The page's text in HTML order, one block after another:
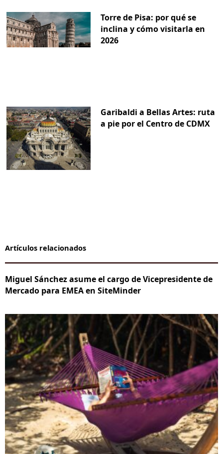
Torre de Pisa: por qué se
inclina y cómo visitarla en
2026
Garibaldi a Bellas Artes: ruta
a pie por el Centro de CDMX
Artículos relacionados
Miguel Sánchez asume el cargo de Vicepresidente de
Mercado para EMEA en SiteMinder